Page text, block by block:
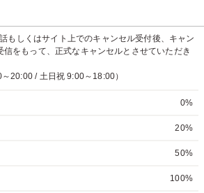
もしくはサイト上でのキャンセル受付後、キャン
信をもって、正式なキャンセルとさせていただき
20:00 / 土日祝 9:00～18:00）
0%
20%
50%
100%